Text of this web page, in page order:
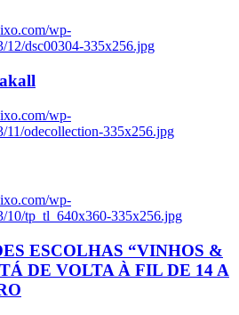
wp-
12/dsc00304-335x256.jpg
wp-
11/odecollection-335x256.jpg
wp-
10/tp_tl_640x360-335x256.jpg
ESCOLHAS “VINHOS &
DE VOLTA À FIL DE 14 A